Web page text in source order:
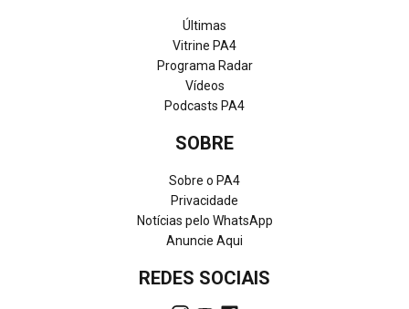
Últimas
Vitrine PA4
Programa Radar
Vídeos
Podcasts PA4
SOBRE
Sobre o PA4
Privacidade
Notícias pelo WhatsApp
Anuncie Aqui
REDES SOCIAIS